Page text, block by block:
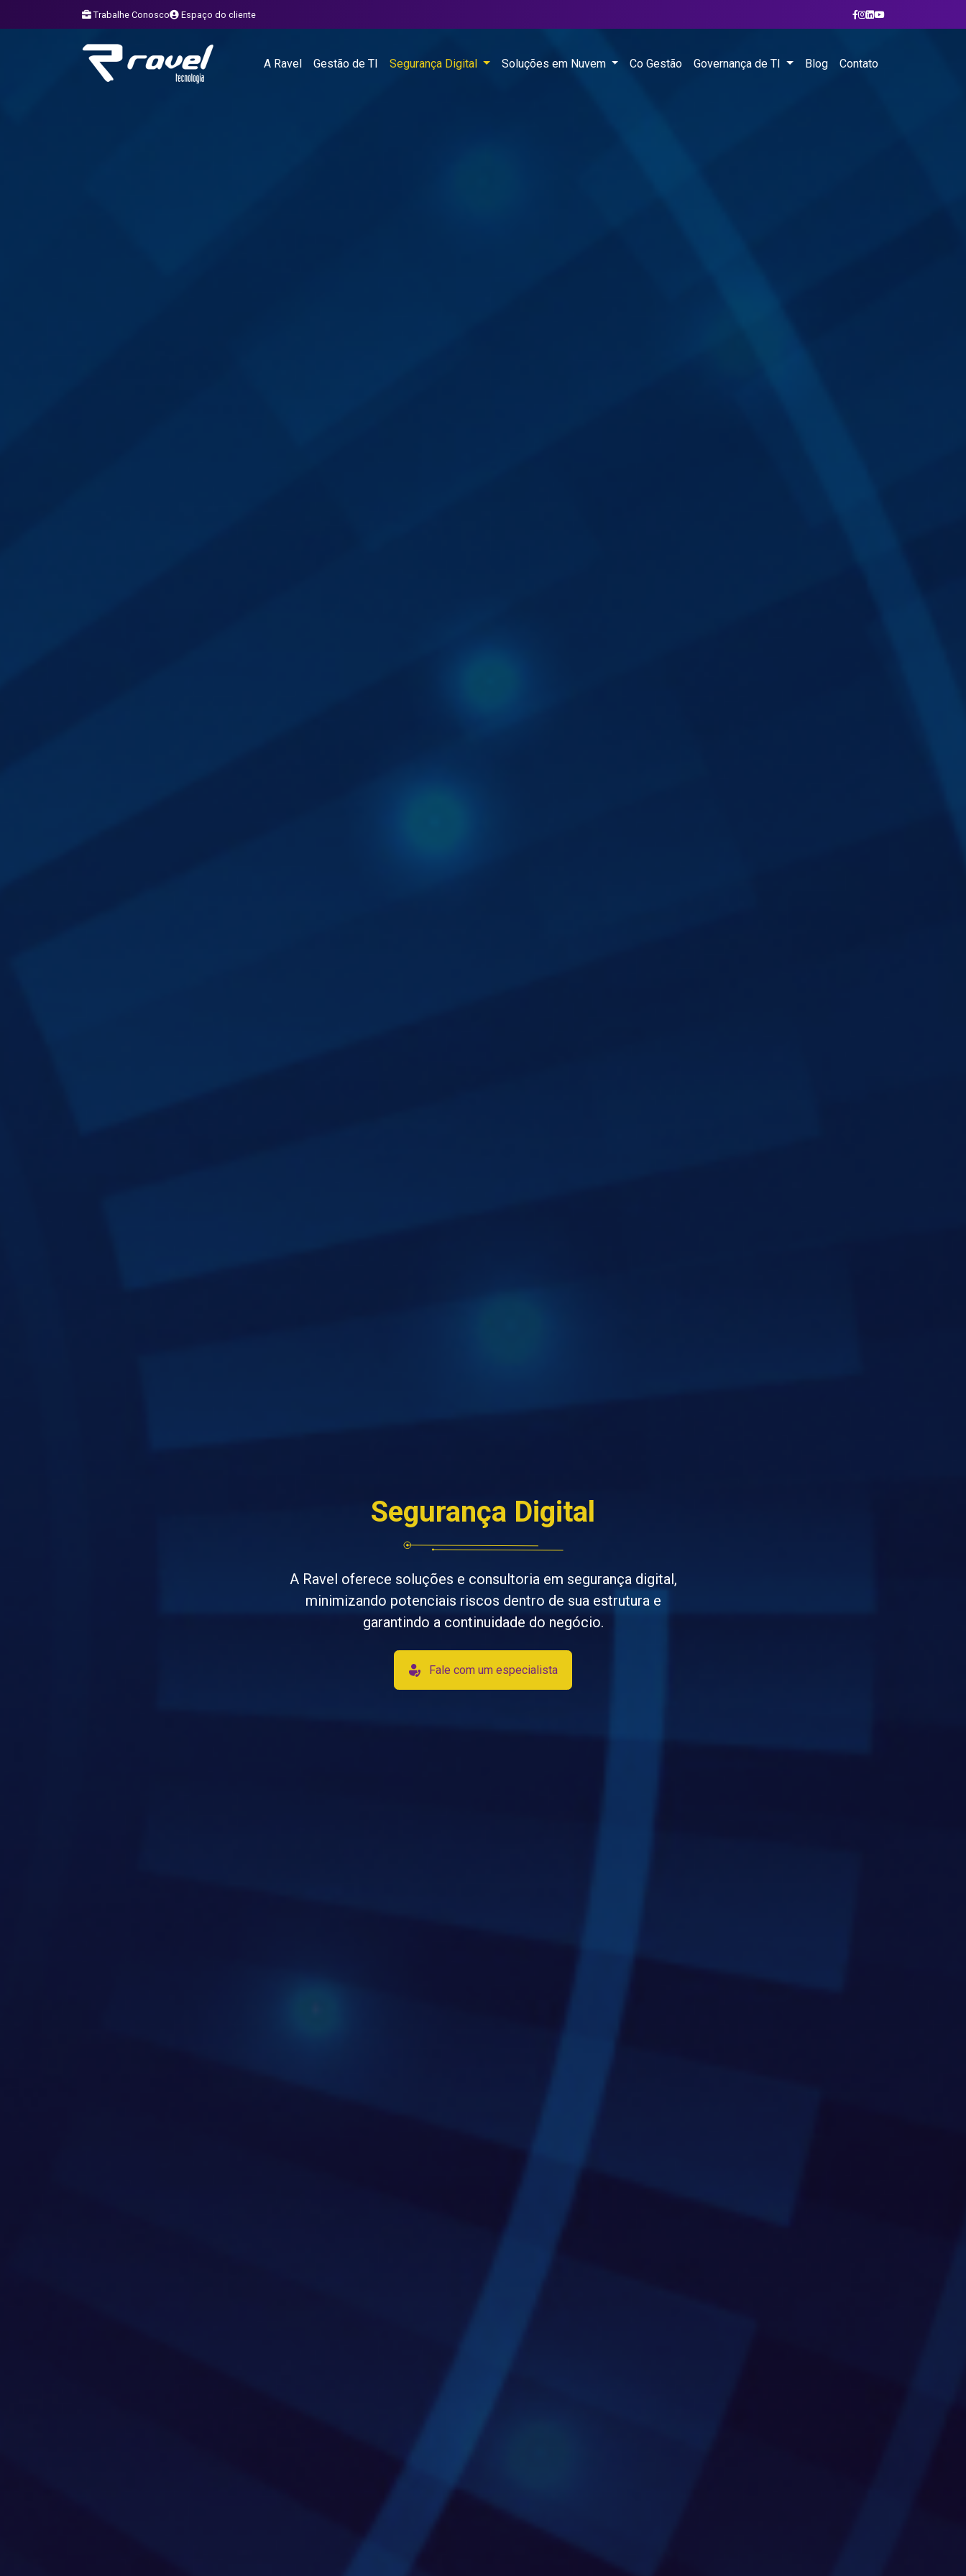
Trabalhe Conosco Espaço do cliente
A Ravel Gestão de TI Segurança Digital Soluções em Nuvem Co Gestão Governança de TI Blog Contato
Segurança Digital
A Ravel oferece soluções e consultoria em segurança digital,
minimizando potenciais riscos dentro de sua estrutura e
garantindo a continuidade do negócio.
Fale com um especialista